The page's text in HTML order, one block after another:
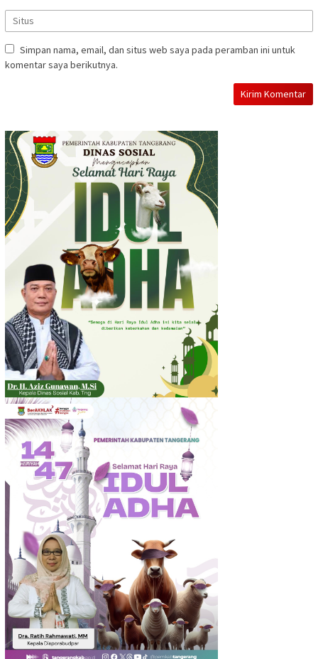
Simpan nama, email, dan situs web saya pada peramban ini untuk
komentar saya berikutnya.